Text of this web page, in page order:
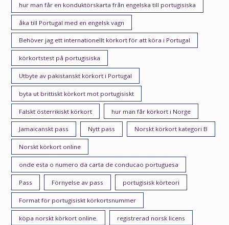
hur man får en konduktörskarta från engelska till portugisiska
åka till Portugal med en engelsk vagn
Behöver jag ett internationellt körkort för att köra i Portugal
körkortstest på portugisiska
Utbyte av pakistanskt körkort i Portugal
byta ut brittiskt körkort mot portugisiskt
Falskt österrikiskt körkort hur man får körkort i Norge
Jamaicanskt pass Nytt pass Norskt körkort kategori B
Norskt körkort online
onde esta o numero da carta de conducao portuguesa
Pass Förnyelse av pass portugisisk körteori
Format för portugisiskt körkortsnummer
köpa norskt körkort online. registrerad norsk licens